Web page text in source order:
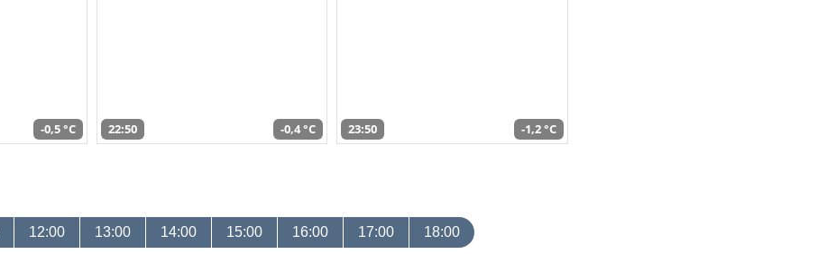
-0,5 °C 22:50 -0,4 °C 23:50 -1,2 °C
12:00 13:00 14:00 15:00 16:00 17:00 18:00